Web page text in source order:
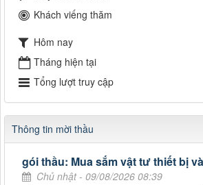
Khách viếng thăm
Hôm nay
Tháng hiện tại
Tổng lượt truy cập
Thông tin mời thầu
gói thầu: Mua sắm vật tư thiết bị
Chủ nhật - 09/08/2026 08:39